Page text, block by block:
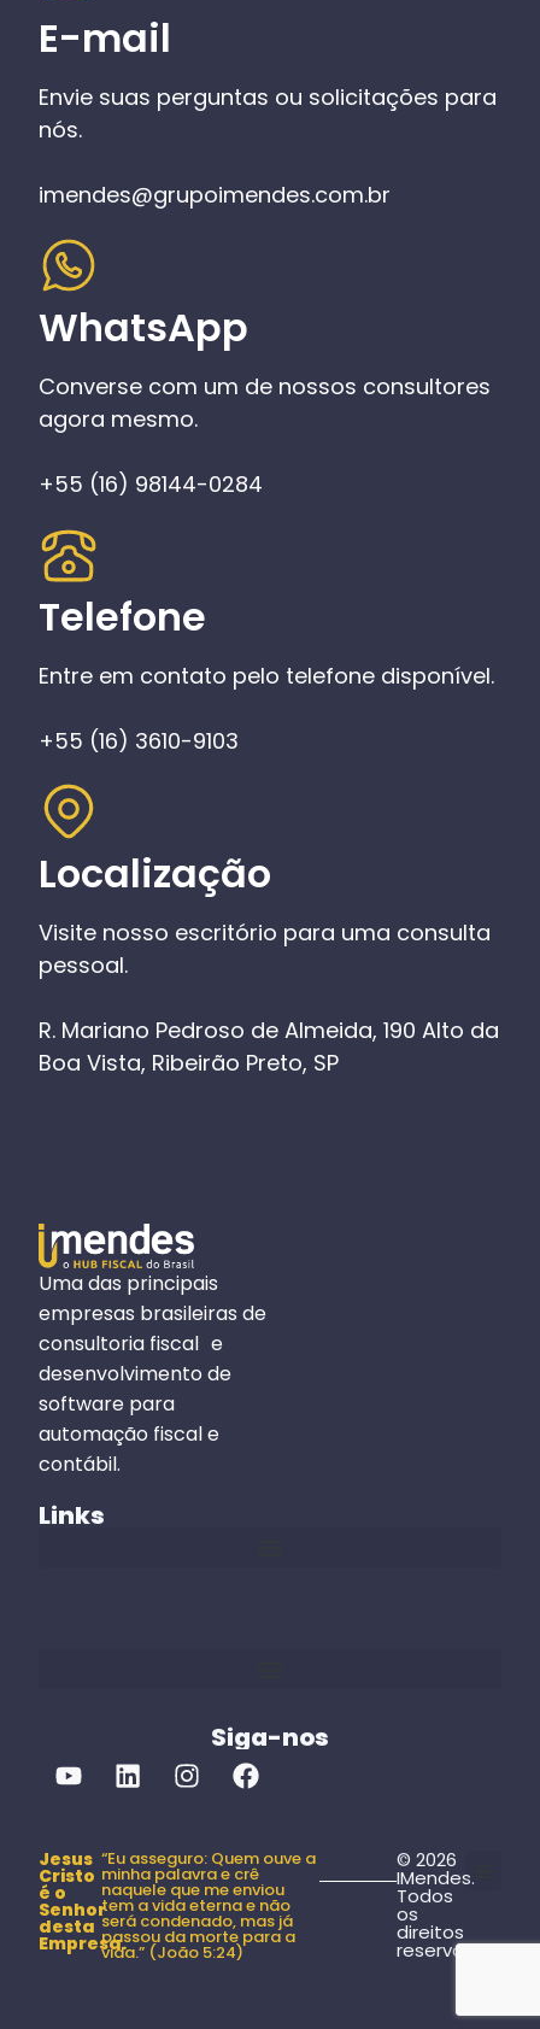
E-mail
Envie suas perguntas ou solicitações para
nós.
imendes@grupoimendes.com.br
WhatsApp
Converse com um de nossos consultores
agora mesmo.
+55 (16) 98144-0284
Telefone
Entre em contato pelo telefone disponível.
+55 (16) 3610-9103
Localização
Visite nosso escritório para uma consulta
pessoal.
R. Mariano Pedroso de Almeida, 190 Alto da
Boa Vista, Ribeirão Preto, SP
Uma das principais
empresas brasileiras de
consultoria fiscal e
desenvolvimento de
software para
automação fiscal e
contábil.
Links
Siga-nos
Jesus
Cristo
é o
Senhor
desta
Empresa.
“Eu asseguro: Quem ouve a
minha palavra e crê
naquele que me enviou
tem a vida eterna e não
será condenado, mas já
passou da morte para a
vida.” (João 5:24)
© 2026
IMendes.
Todos
os
direitos
reservados.